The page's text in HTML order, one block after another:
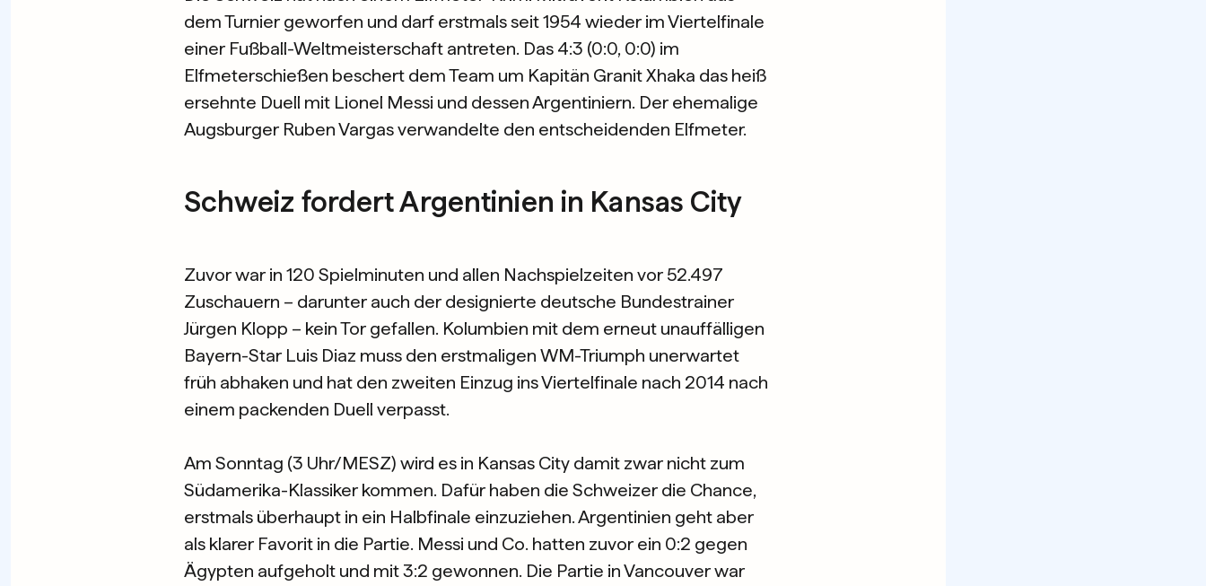
dem Turnier geworfen und darf erstmals seit 1954 wieder im Viertelfinale
einer Fußball-Weltmeisterschaft antreten. Das 4:3 (0:0, 0:0) im
Elfmeterschießen beschert dem Team um Kapitän Granit Xhaka das heiß
ersehnte Duell mit Lionel Messi und dessen Argentiniern. Der ehemalige
Augsburger Ruben Vargas verwandelte den entscheidenden Elfmeter.
Schweiz fordert Argentinien in Kansas City
Zuvor war in 120 Spielminuten und allen Nachspielzeiten vor 52.497
Zuschauern – darunter auch der designierte deutsche Bundestrainer
Jürgen Klopp – kein Tor gefallen. Kolumbien mit dem erneut unauffälligen
Bayern-Star Luis Diaz muss den erstmaligen WM-Triumph unerwartet
früh abhaken und hat den zweiten Einzug ins Viertelfinale nach 2014 nach
einem packenden Duell verpasst.
Am Sonntag (3 Uhr/MESZ) wird es in Kansas City damit zwar nicht zum
Südamerika-Klassiker kommen. Dafür haben die Schweizer die Chance,
erstmals überhaupt in ein Halbfinale einzuziehen. Argentinien geht aber
als klarer Favorit in die Partie. Messi und Co. hatten zuvor ein 0:2 gegen
Ägypten aufgeholt und mit 3:2 gewonnen. Die Partie in Vancouver war